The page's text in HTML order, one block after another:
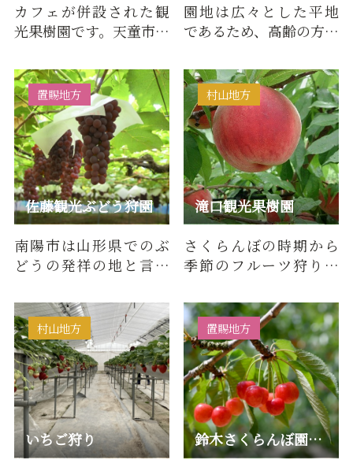
カフェが併設された観
光果樹園です。天童市内
らんぼ狩りができます。
約10…
園地は広々とした平地
であるため、高齢の方や
しむことができます。お
もて…
佐藤観光ぶどう狩園
置賜地方
南陽市は山形県でのぶ
どうの発祥の地と言わ
を始め、様々な品種のぶ
どうが…
滝口観光果樹園
村山地方
さくらんぼの時期から
季節のフルーツ狩りが
果物・自家製加工品・
フルー…
いちご狩り
村山地方
鈴木さくらんぼ園（鈴木青果）
置賜地方